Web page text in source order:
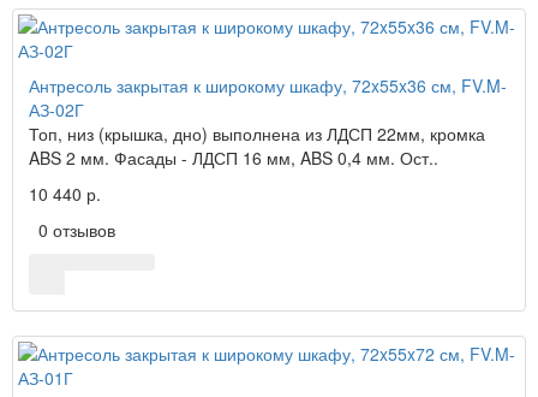
Антресоль закрытая к широкому шкафу, 72x55x36 см, FV.M-
АЗ-02Г
Топ, низ (крышка, дно) выполнена из ЛДСП 22мм, кромка
ABS 2 мм. Фасады - ЛДСП 16 мм, ABS 0,4 мм. Ост..
10 440 р.
0 отзывов